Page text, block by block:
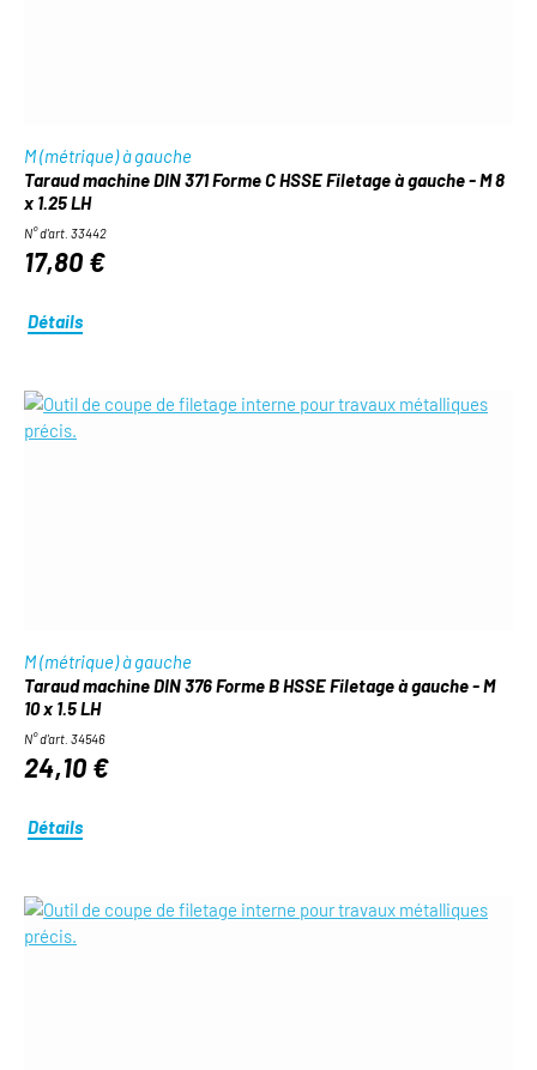
M (métrique) à gauche
Taraud machine DIN 371 Forme C HSSE Filetage à gauche - M 8
x 1.25 LH
N° d'art. 33442
17,80 €
Détails
M (métrique) à gauche
Taraud machine DIN 376 Forme B HSSE Filetage à gauche - M
10 x 1.5 LH
N° d'art. 34546
24,10 €
Détails